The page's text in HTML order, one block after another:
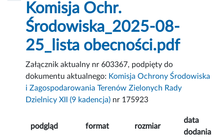
Komisja Ochr.
Środowiska_2025-08-
25_lista obecności.pdf
Załącznik aktualny nr 603367, podpięty do
dokumentu aktualnego: Komisja Ochrony Środowiska
i Zagospodarowania Terenów Zielonych Rady
Dzielnicy XII (9 kadencja) nr 175923
podgląd format rozmiar
data
dodania